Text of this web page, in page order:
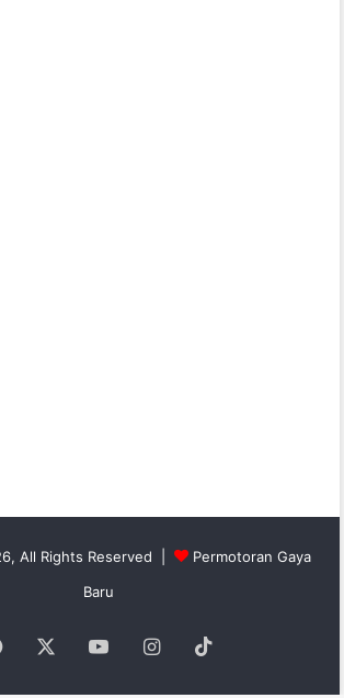
All Rights Reserved |
Permotoran Gaya
Baru
Facebook YouTubeInstagram